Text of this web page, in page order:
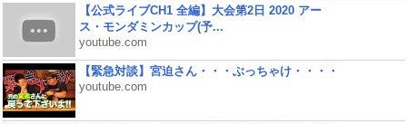
【公式ライブCH1 全編】大会第2日 2020 アー
ス・モンダミンカップ(予...
youtube.com
【緊急対談】宮迫さん・・・ぶっちゃけ・・・・
youtube.com